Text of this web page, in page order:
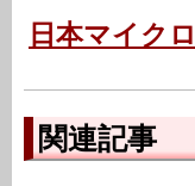
日本マイク
関連記事